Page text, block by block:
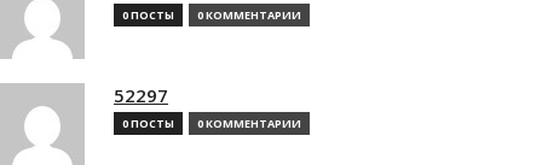
0 ПОСТЫ 0 КОММЕНТАРИИ
52297
0 ПОСТЫ 0 КОММЕНТАРИИ